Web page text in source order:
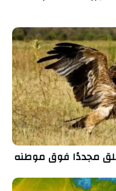
مجددًا فوق موطنه